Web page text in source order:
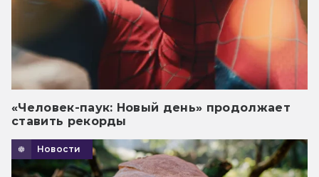
«Человек-паук: Новый день» продолжает
ставить рекорды
Новости